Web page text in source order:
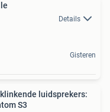
Details
Gisteren
luidsprekers:
S3